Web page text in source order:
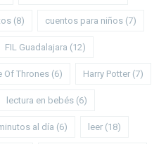
(8) cuentos para niños (7)
FIL Guadalajara (12)
Of Thrones (6) Harry Potter (7)
lectura en bebés (6)
al día (6) leer (18)